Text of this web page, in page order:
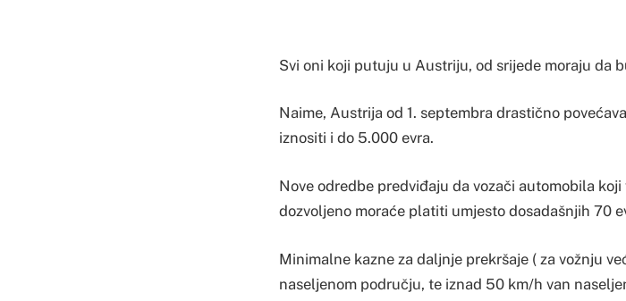
Svi oni koji putuju u Austriju, od srijede moraju da
Naime, Austrija od 1. septembra drastično
iznositi i do 5.000 evra.
Nove odredbe predviđaju da vozači automobila
dozvoljeno moraće platiti umjesto dosadašnjih 70
Minimalne kazne za daljnje prekršaje ( za vožnju
naseljenom području, te iznad 50 km/h van